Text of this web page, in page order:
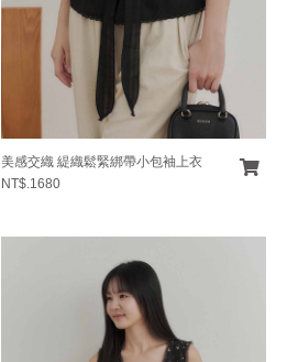
美感交織 緹織鬆緊綁帶小包袖上衣
NT$.1680